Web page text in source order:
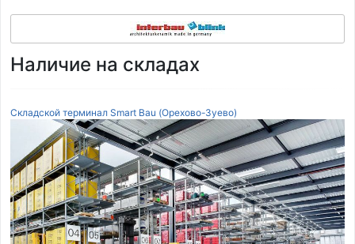
Наличие на складах
Складской терминал Smart Bau (Орехово-Зуево)